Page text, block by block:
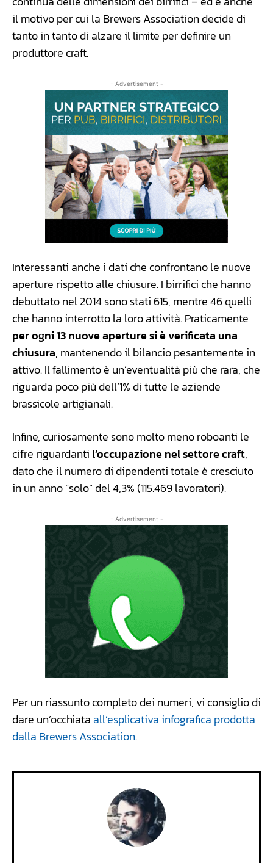
il motivo per cui la Brewers Association decide di
tanto in tanto di alzare il limite per definire un
produttore craft.
- Advertisement -
Interessanti anche i dati che confrontano le nuove
aperture rispetto alle chiusure. I birrifici che hanno
debuttato nel 2014 sono stati 615, mentre 46 quelli
che hanno interrotto la loro attività. Praticamente
per ogni 13 nuove aperture si è verificata una
chiusura, mantenendo il bilancio pesantemente in
attivo. Il fallimento è un’eventualità più che rara, che
riguarda poco più dell’1% di tutte le aziende
brassicole artigianali.
Infine, curiosamente sono molto meno roboanti le
cifre riguardanti l’occupazione nel settore craft,
dato che il numero di dipendenti totale è cresciuto
in un anno “solo” del 4,3% (115.469 lavoratori).
- Advertisement -
Per un riassunto completo dei numeri, vi consiglio di
dare un’occhiata all’esplicativa infografica prodotta
dalla Brewers Association.